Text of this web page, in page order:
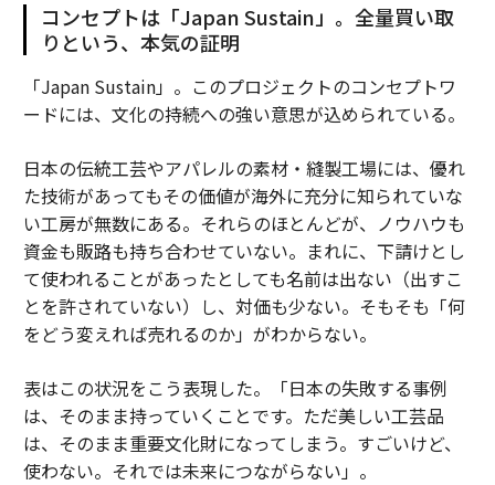
コンセプトは「Japan Sustain」。全量買い取
りという、本気の証明
「Japan Sustain」。このプロジェクトのコンセプトワ
ードには、文化の持続への強い意思が込められている。
日本の伝統工芸やアパレルの素材・縫製工場には、優れ
た技術があってもその価値が海外に充分に知られていな
い工房が無数にある。それらのほとんどが、ノウハウも
資金も販路も持ち合わせていない。まれに、下請けとし
て使われることがあったとしても名前は出ない（出すこ
とを許されていない）し、対価も少ない。そもそも「何
をどう変えれば売れるのか」がわからない。
表はこの状況をこう表現した。「日本の失敗する事例
は、そのまま持っていくことです。ただ美しい工芸品
は、そのまま重要文化財になってしまう。すごいけど、
使わない。それでは未来につながらない」。